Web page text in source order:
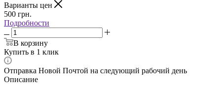
Варианты цен
500 грн.
Подробности
В корзину
Купить в 1 клик
Отправка Новой Почтой на следующий рабочий день
Описание